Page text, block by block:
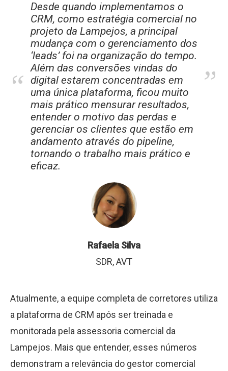
”
Desde quando implementamos o
CRM, como estratégia comercial no
projeto da Lampejos, a principal
mudança com o gerenciamento dos
‘leads’ foi na organização do tempo.
Além das conversões vindas do
digital estarem concentradas em
uma única plataforma, ficou muito
mais prático mensurar resultados,
entender o motivo das perdas e
gerenciar os clientes que estão em
andamento através do pipeline,
tornando o trabalho mais prático e
eficaz.
”
Rafaela Silva
SDR, AVT
Atualmente, a equipe completa de corretores utiliza
a plataforma de CRM após ser treinada e
monitorada pela assessoria comercial da
Lampejos. Mais que entender, esses números
demonstram a relevância do gestor comercial